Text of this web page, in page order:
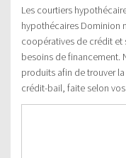
Les courtiers
hypothécaires Dominion
coopératives de crédit et
besoins de financement.
produits afin de trouver
crédit-bail, faite selon